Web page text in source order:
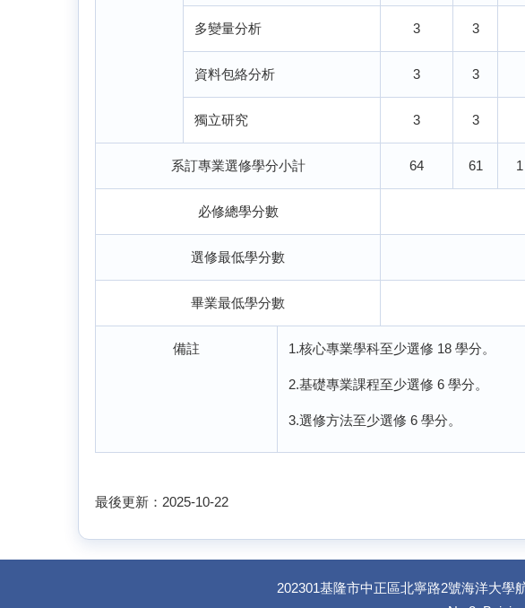
多變量分析 3 3
資料包絡分析 3 3
獨立研究 3 3
系訂專業選修學分小計 64 61 1
必修總學分數
選修最低學分數
畢業最低學分數
備註 1.核心專業學科至少選修 18 學分。
2.基礎專業課程至少選修 6 學分。
3.選修方法至少選修 6 學分。
最後更新：2025-10-22
202301基隆市中正區北寧路2號海洋大學